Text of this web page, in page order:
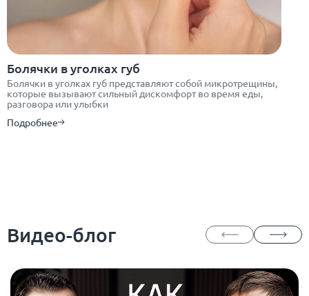
Болячки в уголках губ
Болячки в уголках губ представляют собой микротрещины,
которые вызывают сильный дискомфорт во время еды,
разговора или улыбки
Подробнее
Видео-блог